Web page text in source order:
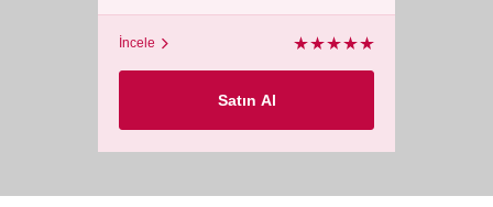
İncele
Satın Al